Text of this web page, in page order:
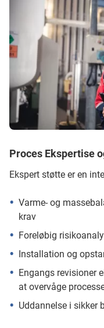
Proces Ekspertise
Ekspert støtte er en
Varme- og
krav
Foreløbig
Installation og
Engangs revisioner
at overvåge
Uddannelse i sikker